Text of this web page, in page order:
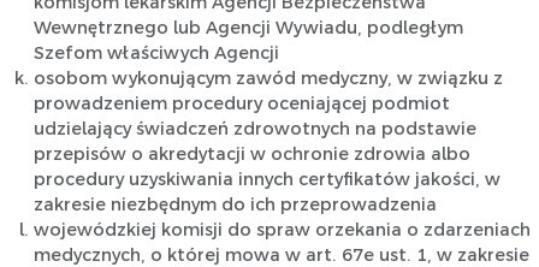
Wewnętrznego lub Agencji Wywiadu, podległym
Szefom właściwych Agencji
osobom wykonującym zawód medyczny, w związku z
prowadzeniem procedury oceniającej podmiot
udzielający świadczeń zdrowotnych na podstawie
przepisów o akredytacji w ochronie zdrowia albo
procedury uzyskiwania innych certyfikatów jakości, w
zakresie niezbędnym do ich przeprowadzenia
wojewódzkiej komisji do spraw orzekania o zdarzeniach
medycznych, o której mowa w art. 67e ust. 1, w zakresie